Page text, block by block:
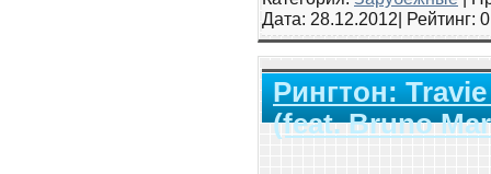
Дата: 28.12.2012| Рейтинг:
Рингтон:
(feat. Bruno